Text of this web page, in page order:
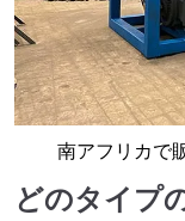
南アフリカで
どのタイプ